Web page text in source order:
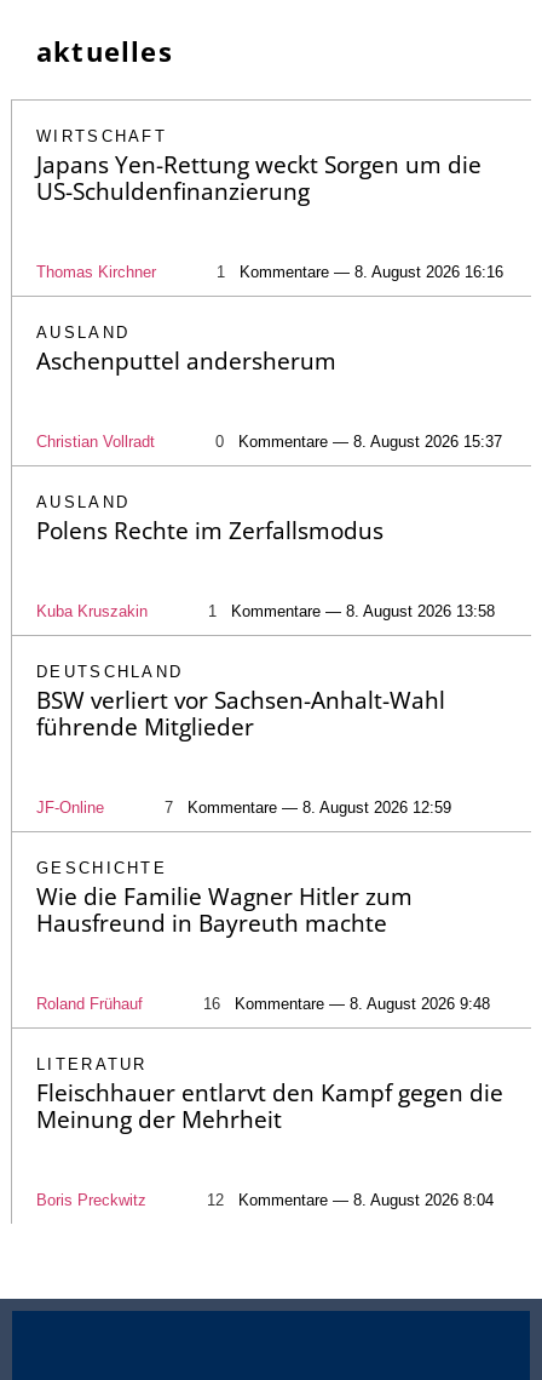
aktuelles
WIRTSCHAFT
Japans Yen-Rettung weckt Sorgen um die
US-Schuldenfinanzierung
Thomas Kirchner 1 Kommentare — 8. August 2026 16:16
AUSLAND
Aschenputtel andersherum
Christian Vollradt 0 Kommentare — 8. August 2026 15:37
AUSLAND
Polens Rechte im Zerfallsmodus
Kuba Kruszakin 1 Kommentare — 8. August 2026 13:58
DEUTSCHLAND
BSW verliert vor Sachsen-Anhalt-Wahl
führende Mitglieder
JF-Online 7 Kommentare — 8. August 2026 12:59
GESCHICHTE
Wie die Familie Wagner Hitler zum
Hausfreund in Bayreuth machte
Roland Frühauf 16 Kommentare — 8. August 2026 9:48
LITERATUR
Fleischhauer entlarvt den Kampf gegen die
Meinung der Mehrheit
Boris Preckwitz 12 Kommentare — 8. August 2026 8:04